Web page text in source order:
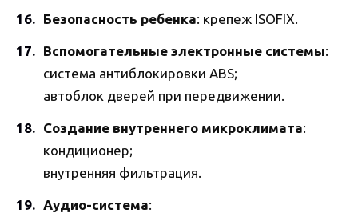
Безопасность ребенка: крепеж ISOFIX.
Вспомогательные электронные системы:
система антиблокировки ABS;
автоблок дверей при передвижении.
Создание внутреннего микроклимата:
кондиционер;
внутренняя фильтрация.
Аудио-система: